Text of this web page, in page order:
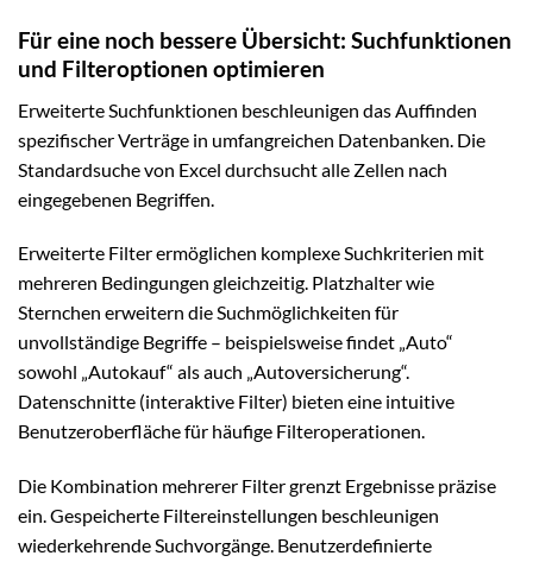
Für eine noch bessere Übersicht: Suchfunktionen
und Filteroptionen optimieren
Erweiterte Suchfunktionen beschleunigen das Auffinden
spezifischer Verträge in umfangreichen Datenbanken. Die
Standardsuche von Excel durchsucht alle Zellen nach
eingegebenen Begriffen.
Erweiterte Filter ermöglichen komplexe Suchkriterien mit
mehreren Bedingungen gleichzeitig. Platzhalter wie
Sternchen erweitern die Suchmöglichkeiten für
unvollständige Begriffe – beispielsweise findet „Auto“
sowohl „Autokauf“ als auch „Autoversicherung“.
Datenschnitte (interaktive Filter) bieten eine intuitive
Benutzeroberfläche für häufige Filteroperationen.
Die Kombination mehrerer Filter grenzt Ergebnisse präzise
ein. Gespeicherte Filtereinstellungen beschleunigen
wiederkehrende Suchvorgänge. Benutzerdefinierte